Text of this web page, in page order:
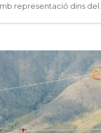
representació dins del...